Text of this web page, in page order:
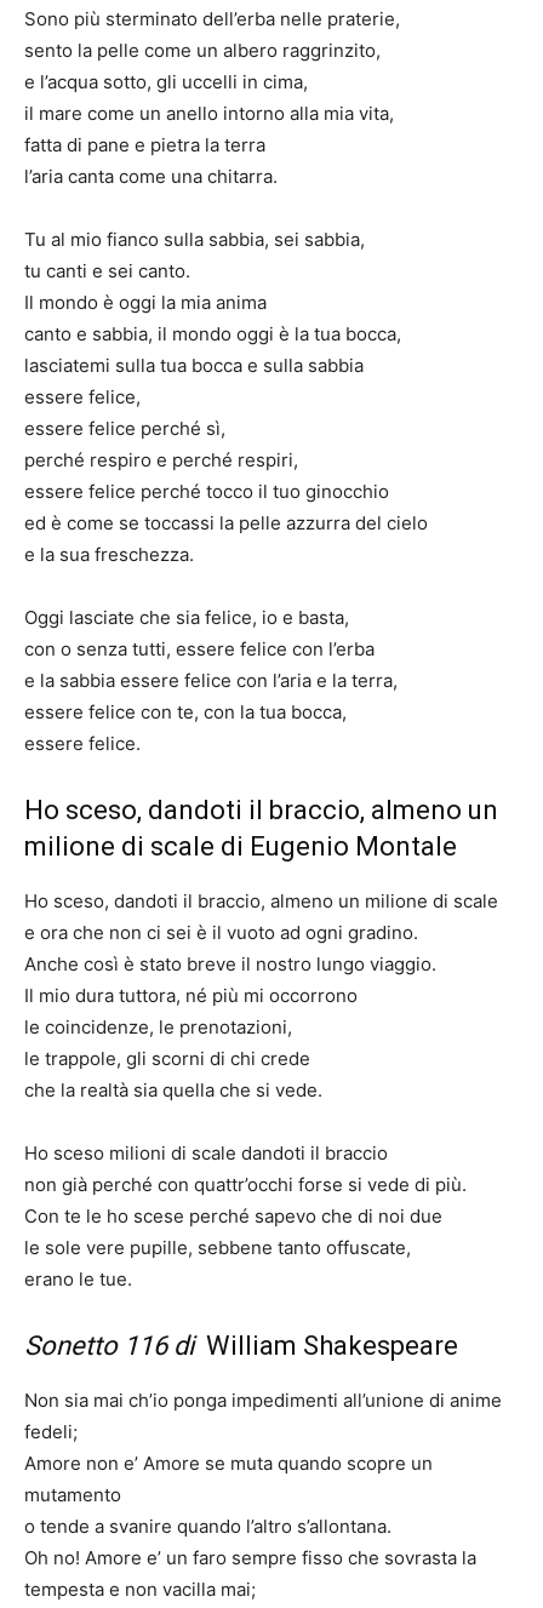
Sono più sterminato dell’erba nelle praterie,
sento la pelle come un albero raggrinzito,
e l’acqua sotto, gli uccelli in cima,
il mare come un anello intorno alla mia vita,
fatta di pane e pietra la terra
l’aria canta come una chitarra.
Tu al mio fianco sulla sabbia, sei sabbia,
tu canti e sei canto.
Il mondo è oggi la mia anima
canto e sabbia, il mondo oggi è la tua bocca,
lasciatemi sulla tua bocca e sulla sabbia
essere felice,
essere felice perché sì,
perché respiro e perché respiri,
essere felice perché tocco il tuo ginocchio
ed è come se toccassi la pelle azzurra del cielo
e la sua freschezza.
Oggi lasciate che sia felice, io e basta,
con o senza tutti, essere felice con l’erba
e la sabbia essere felice con l’aria e la terra,
essere felice con te, con la tua bocca,
essere felice.
Ho sceso, dandoti il braccio, almeno un
milione di scale di Eugenio Montale
Ho sceso, dandoti il braccio, almeno un milione di scale
e ora che non ci sei è il vuoto ad ogni gradino.
Anche così è stato breve il nostro lungo viaggio.
Il mio dura tuttora, né più mi occorrono
le coincidenze, le prenotazioni,
le trappole, gli scorni di chi crede
che la realtà sia quella che si vede.
Ho sceso milioni di scale dandoti il braccio
non già perché con quattr’occhi forse si vede di più.
Con te le ho scese perché sapevo che di noi due
le sole vere pupille, sebbene tanto offuscate,
erano le tue.
Sonetto 116 di William Shakespeare
Non sia mai ch’io ponga impedimenti all’unione di anime
fedeli;
Amore non e’ Amore se muta quando scopre un
mutamento
o tende a svanire quando l’altro s’allontana.
Oh no! Amore e’ un faro sempre fisso che sovrasta la
tempesta e non vacilla mai;